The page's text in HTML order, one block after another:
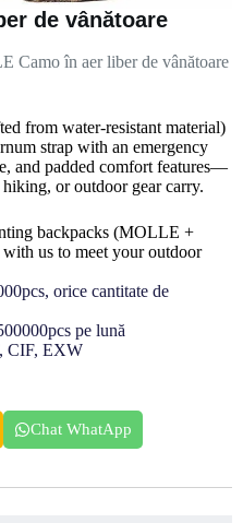
de vânătoare
Camo în aer liber de vânătoare
from water-resistant material)
strap with an emergency
and padded comfort features—
or outdoor gear carry.
backpacks (MOLLE +
us to meet your outdoor
orice cantitate de
pe lună
CIF, EXW
Chat WhatApp